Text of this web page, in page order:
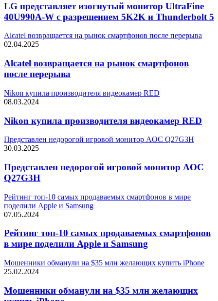
LG представляет изогнутый монитор UltraFine
40U990A-W с разрешением 5K2K и Thunderbolt 5
Alcatel возвращается на рынок смартфонов после перерыва
02.04.2025
Alcatel возвращается на рынок смартфонов
после перерыва
Nikon купила производителя видеокамер RED
08.03.2024
Nikon купила производителя видеокамер RED
Представлен недорогой игровой монитор AOC Q27G3H
30.03.2025
Представлен недорогой игровой монитор AOC
Q27G3H
Рейтинг топ-10 самых продаваемых смартфонов в мире
поделили Apple и Samsung
07.05.2024
Рейтинг топ-10 самых продаваемых смартфонов
в мире поделили Apple и Samsung
Мошенники обманули на $35 млн желающих купить iPhone
25.02.2024
Мошенники обманули на $35 млн желающих